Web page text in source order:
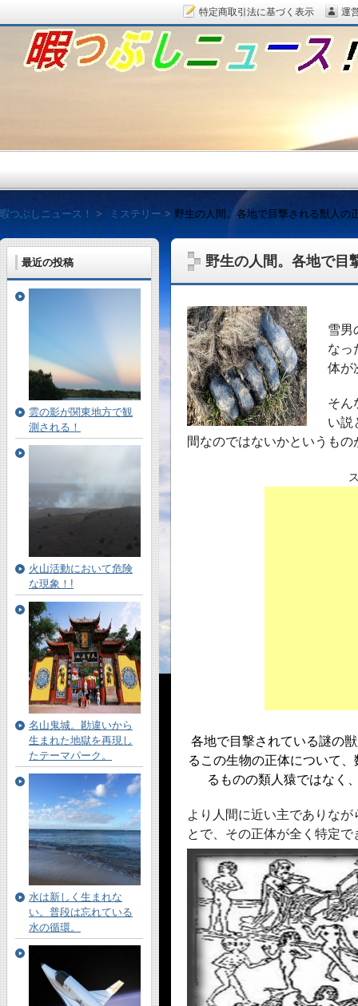
野生の人間。各地で目
雪男
なっ
体が
そん
い説
間なのではないかというもの
各地で目撃されている謎の
るこの生物の正体について
るものの類人猿ではなく
より人間に近い主でありな
とで、その正体が全く特定
最近の投稿
雲の影が関東地方で観
測される！
火山活動において危険
な現象！!
名山鬼城。勘違いから
生まれた地獄を再現し
たテーマパーク。
水は新しく生まれな
い。普段は忘れている
水の循環。
暇つぶしニュース！ ミステリー 野生の人間。各地で目撃される獣人の
暇つぶしニュース！
毎日面白い話題をピッ
特定商取引法に基づく表示 運